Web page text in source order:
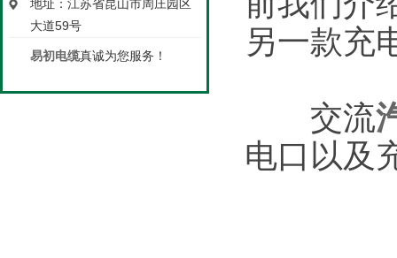
地址：江苏省昆山市周庄园区
大道59号
易初电缆真诚为您服务！
另一款充
交流
电口以及